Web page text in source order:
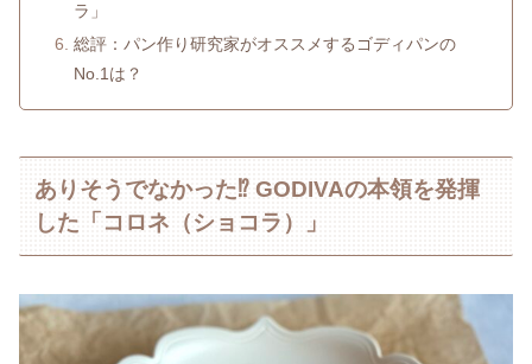
ラ」
総評：パン作り研究家がオススメするゴディパンの
No.1は？
ありそうでなかった⁉ GODIVAの本領を発揮
した「コロネ（ショコラ）」